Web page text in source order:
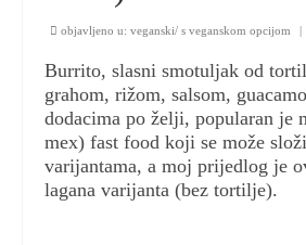
objavljeno u: veganski/ s veganskom opcijom |
Burrito, slasni smotuljak od
grahom, rižom, salsom,
dodacima po želji, popularan je
mex) fast food koji se može
varijantama, a moj prijedlog je
lagana varijanta (bez tortilje).